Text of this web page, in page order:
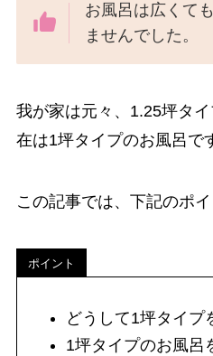
お風呂は広くて
ませんでした。
我が家は元々、1.25坪タ
在は1坪タイプのお風呂で
この記事では、下記のポ
ポイント
どうして1坪タイプ
1坪タイプのお風呂